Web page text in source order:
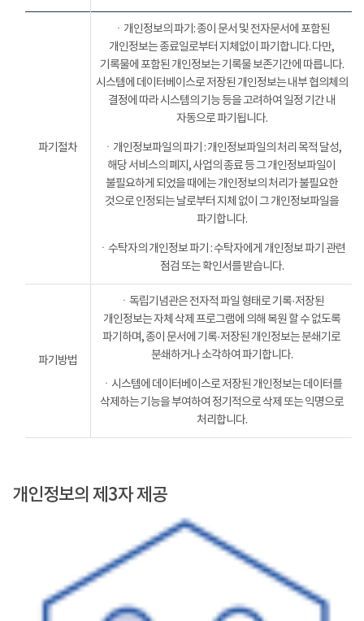
파기절차
ㆍ개인정보의 파기: 종이 문서 및 전자문서에 포함된
개인정보는 종료일로부터 지체없이 파기합니다. 다만,
기록물에 포함된 개인정보는 기록물 보존기간에 따릅니다.
시스템에 데이터베이스로 저장된 개인정보는 내부 협의체의
결정에 따라 시스템의 기능 등을 고려하여 일정 기간 내
자동으로 파기됩니다.
ㆍ개인정보파일의 파기 : 개인정보파일의 처리 목적 달성,
해당 서비스의 폐지, 사업의 종료 등 그 개인정보파일이
불필요하게 되었을 때에는 개인정보의 처리가 불필요한
것으로 인정되는 날로부터 지체 없이 그 개인정보파일을
파기합니다.
ㆍ수탁자의 개인정보 파기 : 수탁자에게 개인정보 파기 관련
점검 또는 확인서를 받습니다.
파기방법
ㆍ독립기념관은 전자적 파일 형태로 기록·저장된
개인정보는 자체 삭제 프로그램에 의해 복원 할 수 없도록
파기하며, 종이 문서에 기록·저장된 개인정보는 분쇄기로
분쇄하거나 소각하여 파기합니다.
ㆍ시스템에 데이터베이스로 저장된 개인정보는 데이터를
삭제하는 기능을 부여하여 정기적으로 삭제 또는 익명으로
처리합니다.
개인정보의 제3자 제공